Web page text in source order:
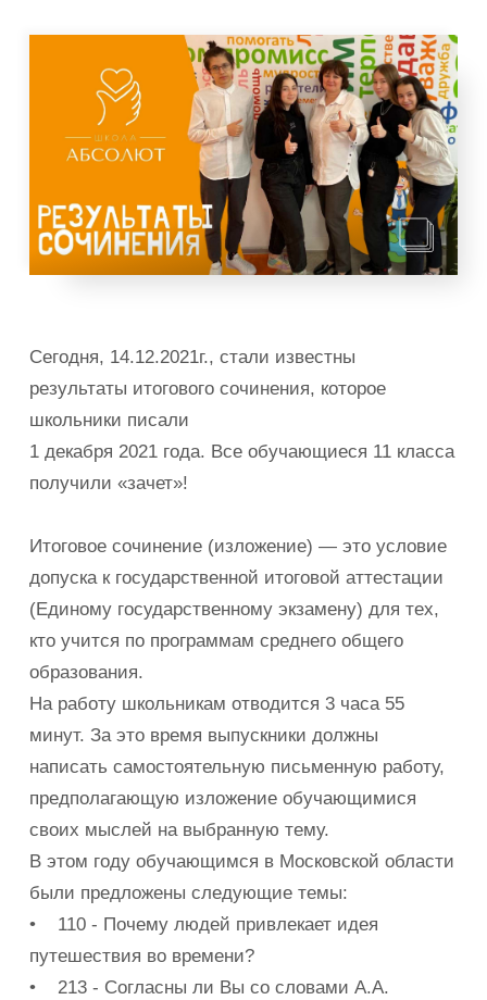
Сегодня, 14.12.2021г., стали известны
результаты итогового сочинения, которое
школьники писали
1 декабря 2021 года. Все обучающиеся 11 класса
получили «зачет»!
Итоговое сочинение (изложение) — это условие
допуска к государственной итоговой аттестации
(Единому государственному экзамену) для тех,
кто учится по программам среднего общего
образования.
На работу школьникам отводится 3 часа 55
минут. За это время выпускники должны
написать самостоятельную письменную работу,
предполагающую изложение обучающимися
своих мыслей на выбранную тему.
В этом году обучающимся в Московской области
были предложены следующие темы:
• 110 - Почему людей привлекает идея
путешествия во времени?
• 213 - Согласны ли Вы со словами А.А.